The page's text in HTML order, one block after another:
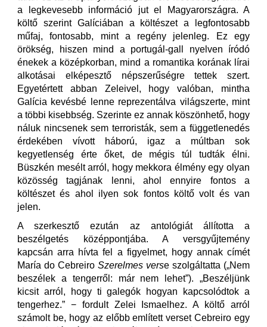
a legkevesebb információ jut el Magyarországra. A
költő szerint Galíciában a költészet a legfontosabb
műfaj, fontosabb, mint a regény jelenleg. Ez egy
örökség, hiszen mind a portugál-gall nyelven íródó
énekek a középkorban, mind a romantika korának lírai
alkotásai elképesztő népszerűségre tettek szert.
Egyetértett abban Zeleivel, hogy valóban, mintha
Galícia kevésbé lenne reprezentálva világszerte, mint
a többi kisebbség. Szerinte ez annak köszönhető, hogy
náluk nincsenek sem terroristák, sem a függetlenedés
érdekében vívott háború, igaz a múltban sok
kegyetlenség érte őket, de mégis túl tudták élni.
Büszkén mesélt arról, hogy mekkora élmény egy olyan
közösség tagjának lenni, ahol ennyire fontos a
költészet és ahol ilyen sok fontos költő volt és van
jelen.
A szerkesztő ezután az antológiát állította a
beszélgetés középpontjába. A versgyűjtemény
kapcsán arra hívta fel a figyelmet, hogy annak címét
María do Cebreiro Szerelmes verse szolgáltatta („Nem
beszélek a tengerről: már nem lehet”). „Beszéljünk
kicsit arról, hogy ti galegók hogyan kapcsolódtok a
tengerhez.” − fordult Zelei Ismaelhez. A költő arról
számolt be, hogy az előbb említett verset Cebreiro egy